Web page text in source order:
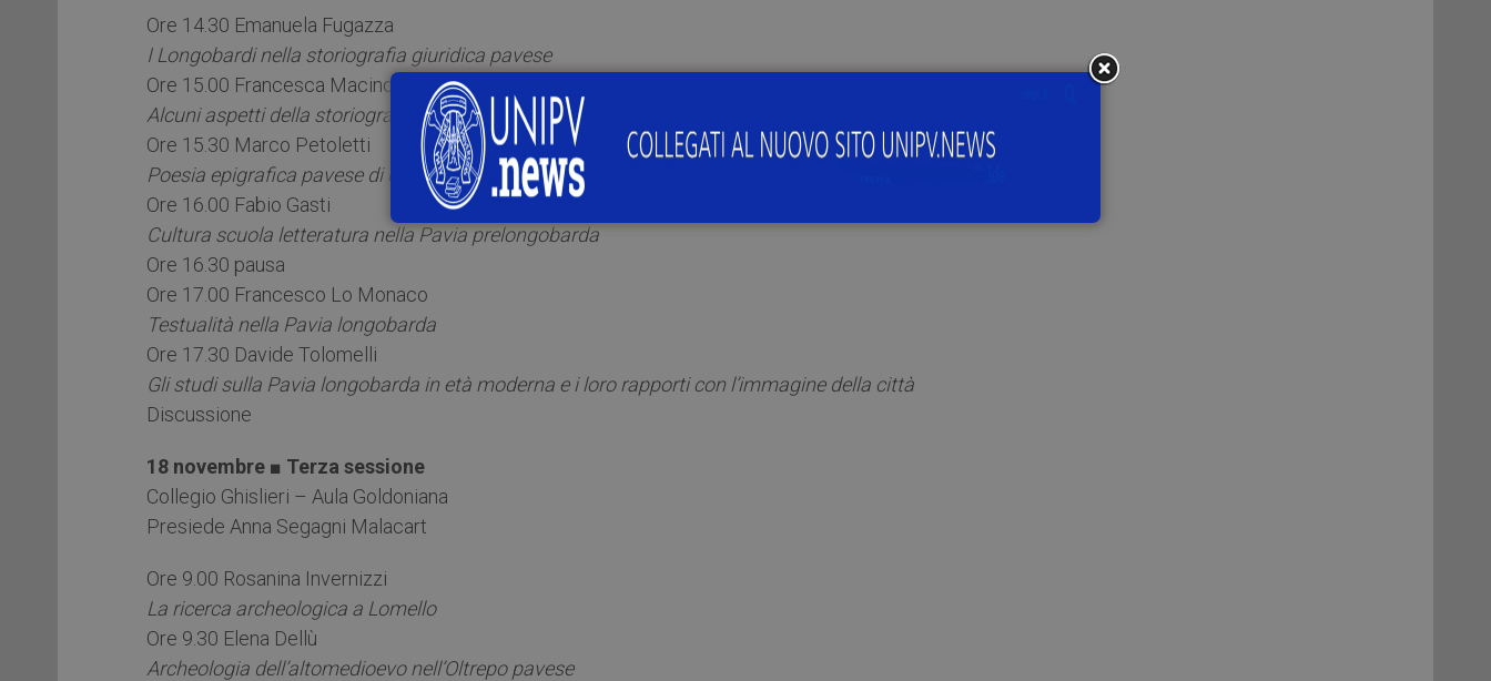
Ore 14.30 Emanuela Fugazza
I Longobardi nella storiografia giuridica pavese
Ore 15.00 Francesca Macino
Alcuni aspetti della storiografia giuridica europea del XIX secolo in tema di diritto longobardo
Ore 15.30 Marco Petoletti
Poesia epigrafica pavese di età longobarda
Ore 16.00 Fabio Gasti
Cultura scuola letteratura nella Pavia prelongobarda
Ore 16.30 pausa
Ore 17.00 Francesco Lo Monaco
Testualità nella Pavia longobarda
Ore 17.30 Davide Tolomelli
Gli studi sulla Pavia longobarda in età moderna e i loro rapporti con l’immagine della città
Discussione
18 novembre ■ Terza sessione
Collegio Ghislieri – Aula Goldoniana
Presiede Anna Segagni Malacart
Ore 9.00 Rosanina Invernizzi
La ricerca archeologica a Lomello
Ore 9.30 Elena Dellù
Archeologia dell’altomedioevo nell’Oltrepo pavese